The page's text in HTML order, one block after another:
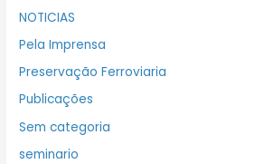
NOTICIAS
Pela Imprensa
Preservação Ferroviaria
Publicações
Sem categoria
seminario